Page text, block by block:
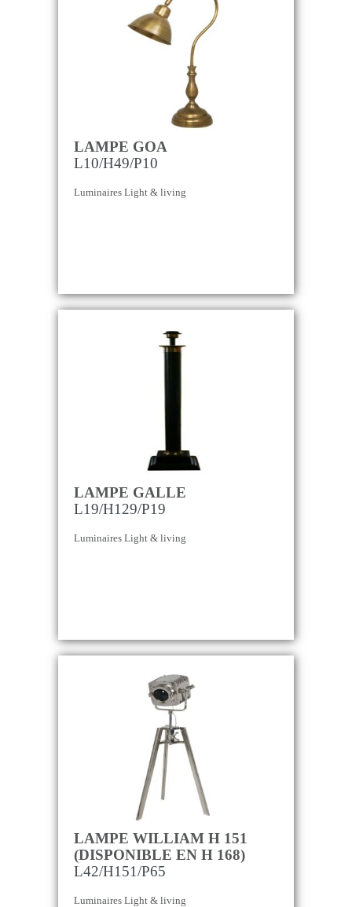
LAMPE GOA
L10/H49/P10
Luminaires Light & living
LAMPE GALLE
L19/H129/P19
Luminaires Light & living
LAMPE WILLIAM H 151
(DISPONIBLE EN H 168)
L42/H151/P65
Luminaires Light & living